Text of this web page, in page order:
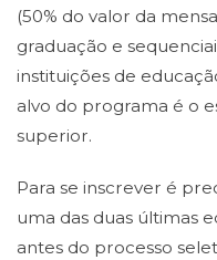
(50% do valor da
graduação e
instituições de
alvo do programa é o
superior.
Para se inscrever é
uma das duas últimas
antes do processo